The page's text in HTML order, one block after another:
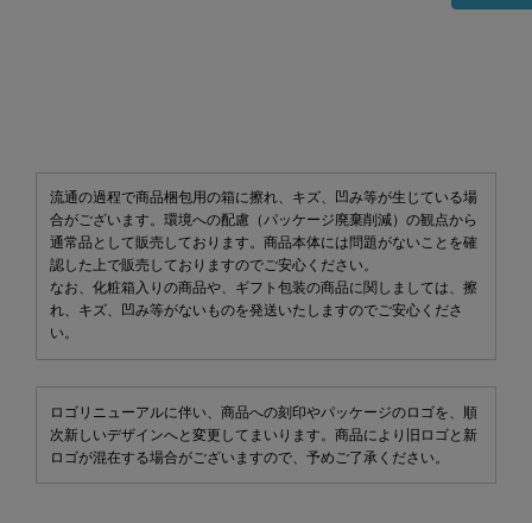
流通の過程で商品梱包用の箱に擦れ、キズ、凹み等が生じている場
合がございます。環境への配慮（パッケージ廃棄削減）の観点から
通常品として販売しております。商品本体には問題がないことを確
認した上で販売しておりますのでご安心ください。
なお、化粧箱入りの商品や、ギフト包装の商品に関しましては、擦
れ、キズ、凹み等がないものを発送いたしますのでご安心くださ
い。
ロゴリニューアルに伴い、商品への刻印やパッケージのロゴを、順
次新しいデザインへと変更してまいります。商品により旧ロゴと新
ロゴが混在する場合がございますので、予めご了承ください。